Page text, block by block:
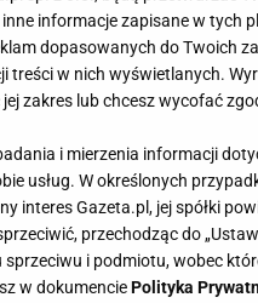
dekada?
gdy rządziło disco?
informacje zapisane w tych
dopasowanych do Twoich
treści w nich wyświetlanych.
zakres lub chcesz wycofać
i mierzenia informacji
usług. W określonych
interes Gazeta.pl, jej spółki
przechodząc do
i podmiotu, wobec
w dokumenciePolityka